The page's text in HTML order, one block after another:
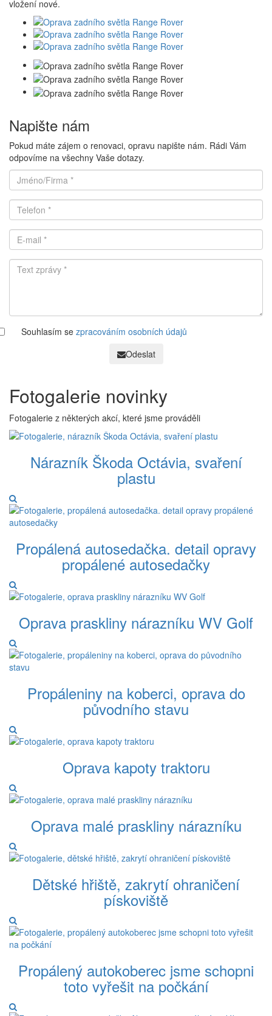
vložení nové.
Napište nám
Pokud máte zájem o renovaci, opravu napište nám. Rádi Vám
odpovíme na všechny Vaše dotazy.
Souhlasím se zpracováním osobních údajů
Odeslat
Fotogalerie novinky
Fotogalerie z některých akcí, které jsme prováděli
Nárazník Škoda Octávia, svaření
plastu
Propálená autosedačka. detail opravy
propálené autosedačky
Oprava praskliny nárazníku WV Golf
Propáleniny na koberci, oprava do
původního stavu
Oprava kapoty traktoru
Oprava malé praskliny nárazníku
Dětské hřiště, zakrytí ohraničení
pískoviště
Propálený autokoberec jsme schopni
toto vyřešit na počkání